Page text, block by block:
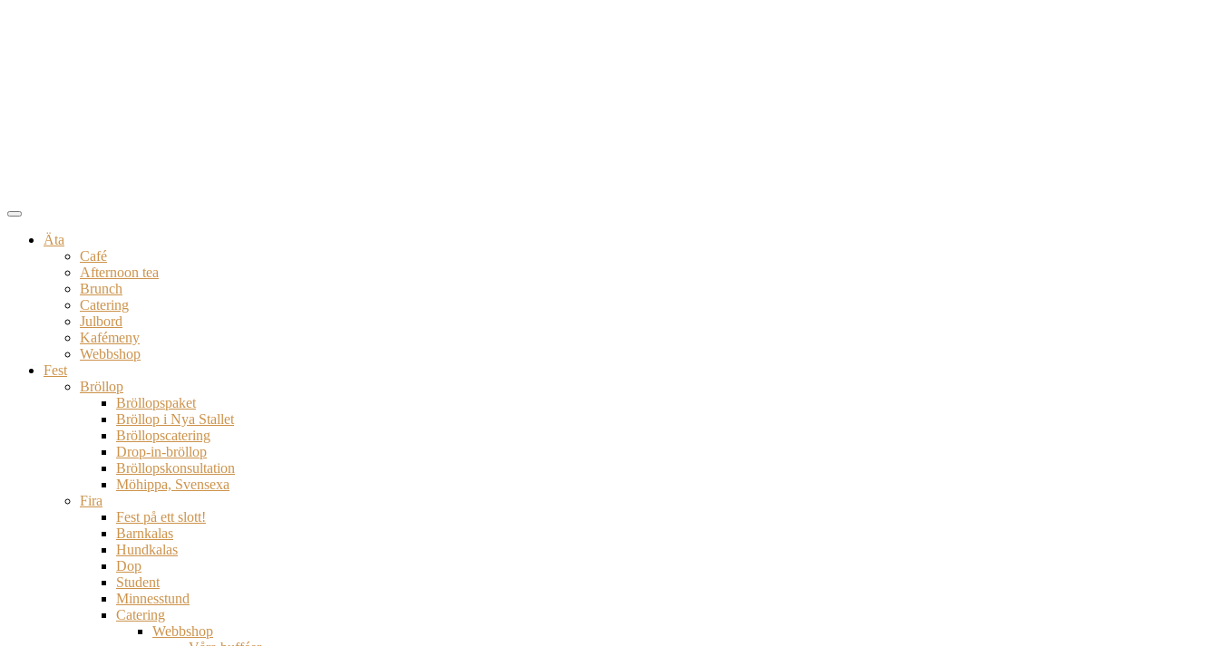
Äta
Café
Afternoon tea
Brunch
Catering
Julbord
Kafémeny
Webbshop
Fest
Bröllop
Bröllopspaket
Bröllop i Nya Stallet
Bröllopscatering
Drop-in-bröllop
Bröllopskonsultation
Möhippa, Svensexa
Fira
Fest på ett slott!
Barnkalas
Hundkalas
Dop
Student
Minnesstund
Catering
Webbshop